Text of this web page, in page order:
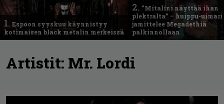
1. Espoon syyskuu käynnistyy
kotimaisen black metalin merkeissä
2. ”Mitalini näyttää ihan
plektralta” – huippu-uimari
jamittelee Megadethiä
palkinnollaan
Artistit: Mr. Lordi